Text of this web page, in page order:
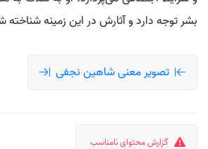
بشر توجه دارد و آثارش در این زمینه
تصویر معنی شاهین نجفی
گزارش محتوای نامناسب